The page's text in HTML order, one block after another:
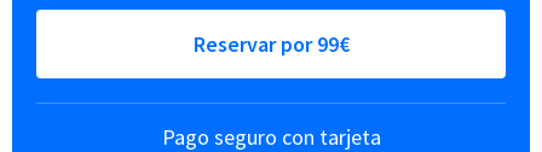
Reservar por 99€
Pago seguro con tarjeta